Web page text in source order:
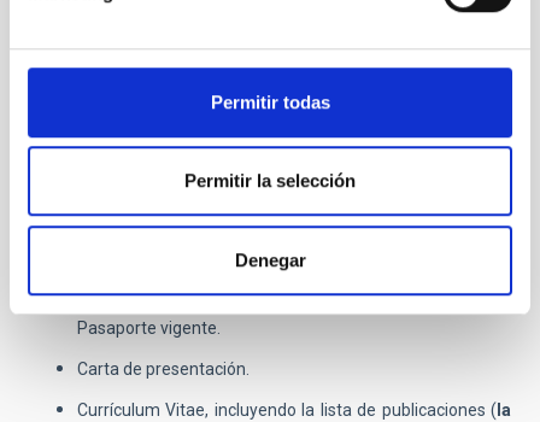
Permitir todas
Permitir la selección
Denegar
Alternativamente, puede seguir las
instrucciones que se detallan en el correspondiente anuncio
oficial en nuestra página web.
Se enviará la siguiente documentación:
Formulario online indicando el nombre y código de la
PS-2026-006)
Copia del Documento Nacional de Identidad / NIE /
Pasaporte vigente.
Carta de presentación.
Currículum Vitae, incluyendo la lista de publicaciones (la